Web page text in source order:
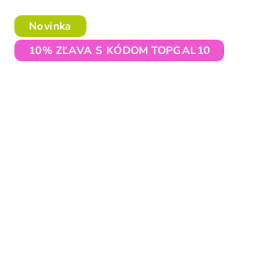
Novinka
10% ZĽAVA S KÓDOM TOPGAL10